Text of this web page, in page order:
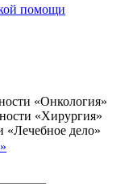
помощи
«Онкология»
«Хирургия»
дело»